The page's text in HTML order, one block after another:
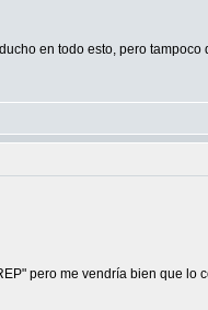
en todo esto, pero
pero me vendría bien que lo